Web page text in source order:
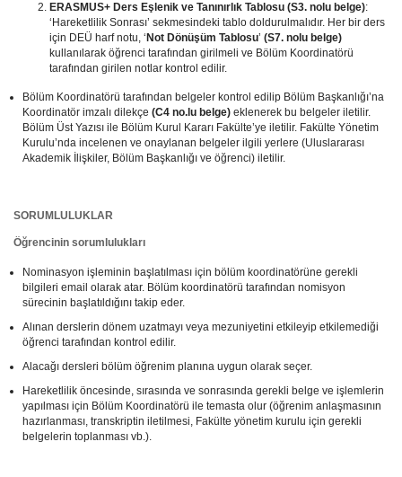
ERASMUS+ Ders Eşlenik ve Tanınırlık Tablosu (S3. nolu belge):
‘Hareketlilik Sonrası’ sekmesindeki tablo doldurulmalıdır. Her bir ders
için DEÜ harf notu, ‘ Not Dönüşüm Tablosu’ (S7. nolu belge)
kullanılarak öğrenci tarafından girilmeli ve Bölüm Koordinatörü
tarafından girilen notlar kontrol edilir.
Bölüm Koordinatörü tarafından belgeler kontrol edilip Bölüm Başkanlığı’na
Koordinatör imzalı dilekçe (C4 no.lu belge) eklenerek bu belgeler iletilir.
Bölüm Üst Yazısı ile Bölüm Kurul Kararı Fakülte’ye iletilir. Fakülte Yönetim
Kurulu’nda incelenen ve onaylanan belgeler ilgili yerlere (Uluslararası
Akademik İlişkiler, Bölüm Başkanlığı ve öğrenci) iletilir.
SORUMLULUKLAR
Öğrencinin sorumlulukları
Nominasyon işleminin başlatılması için bölüm koordinatörüne gerekli
bilgileri email olarak atar. Bölüm koordinatörü tarafından nomisyon
sürecinin başlatıldığını takip eder.
Alınan derslerin dönem uzatmayı veya mezuniyetini etkileyip etkilemediği
öğrenci tarafından kontrol edilir.
Alacağı dersleri bölüm öğrenim planına uygun olarak seçer.
Hareketlilik öncesinde, sırasında ve sonrasında gerekli belge ve işlemlerin
yapılması için Bölüm Koordinatörü ile temasta olur (öğrenim anlaşmasının
hazırlanması, transkriptin iletilmesi, Fakülte yönetim kurulu için gerekli
belgelerin toplanması vb.).